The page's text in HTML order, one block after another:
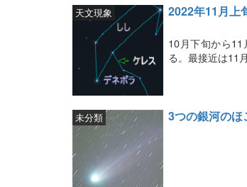
2022年11月上
天文現象
10月下旬から
る。最接近は11
3つの銀河の
未分類